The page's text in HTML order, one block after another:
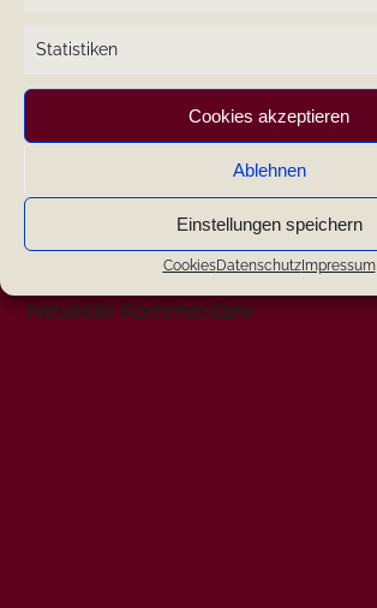
Statistiken
Cookies akzeptieren
Ablehnen
Einstellungen speichern
CookiesDatenschutzImpressum
Search
Neueste Kommentare